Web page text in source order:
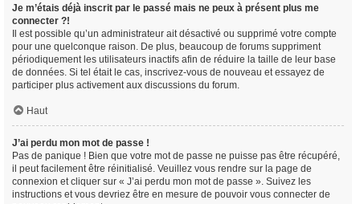
Je m’étais déjà inscrit par le passé mais ne peux à présent plus me
connecter ?!
Il est possible qu’un administrateur ait désactivé ou supprimé votre compte
pour une quelconque raison. De plus, beaucoup de forums suppriment
périodiquement les utilisateurs inactifs afin de réduire la taille de leur base
de données. Si tel était le cas, inscrivez-vous de nouveau et essayez de
participer plus activement aux discussions du forum.
Haut
J’ai perdu mon mot de passe !
Pas de panique ! Bien que votre mot de passe ne puisse pas être récupéré,
il peut facilement être réinitialisé. Veuillez vous rendre sur la page de
connexion et cliquer sur « J’ai perdu mon mot de passe ». Suivez les
instructions et vous devriez être en mesure de pouvoir vous connecter de